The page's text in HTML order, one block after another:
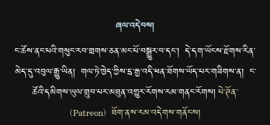
ཞལ་འདེབས།
ང་ཚོས་ནང་པའི་གསུང་རབ་གྲགས་ཅན་མང་པོ་བསྒྱུར་བ་དང་། དེ་དག་ཡོངས་རྫོགས་རིན་
མེད་དུ་འབུལ་རྒྱུ་ཡིན། གལ་ཏེ་ཁྱེད་ཀྱིས་དྲ་རྒྱ་འདི་ཕན་ཐོགས་ཡོད་པར་གཟིགས་ན། ང་
ཚོའི་དམིགས་ཡུལ་གྲུབ་པར་མཐུན་འགྱུར་རོགས་རམ་གནང་རོགས།པེ་ཊོན་
(Patreon) ཐོག་ནས་རམ་འདེགས་གནོངས།